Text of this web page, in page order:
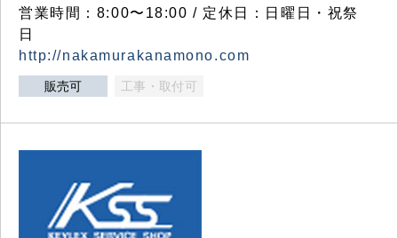
営業時間：8:00〜18:00 / 定休日：日曜日・祝祭
日
http://nakamurakanamono.com
販売可 工事・取付可